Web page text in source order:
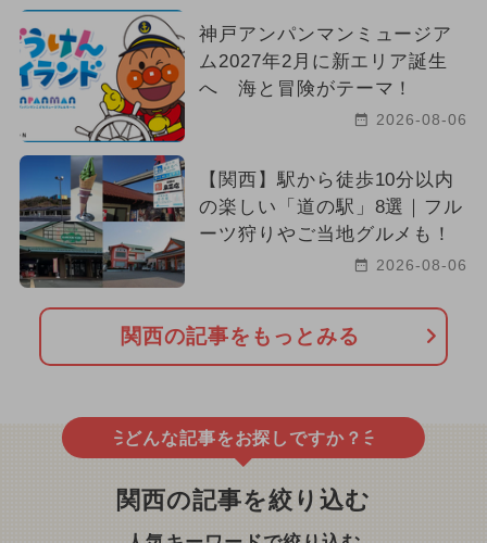
神戸アンパンマンミュージア
ム2027年2月に新エリア誕生
へ 海と冒険がテーマ！
2026-08-06
【関西】駅から徒歩10分以内
の楽しい「道の駅」8選｜フル
ーツ狩りやご当地グルメも！
2026-08-06
関西の記事をもっとみる
どんな記事をお探しですか？
関西の記事を絞り込む